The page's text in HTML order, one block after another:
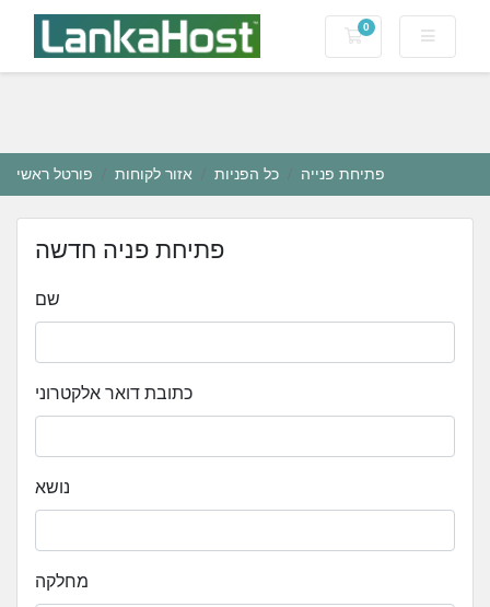
0
עגלת קניות
פורטל ראשי אזור לקוחות כל הפניות פתיחת פנייה
פתיחת פניה חדשה
שם
כתובת דואר אלקטרוני
נושא
מחלקה